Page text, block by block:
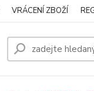
VRÁCENÍ ZBOŽÍ